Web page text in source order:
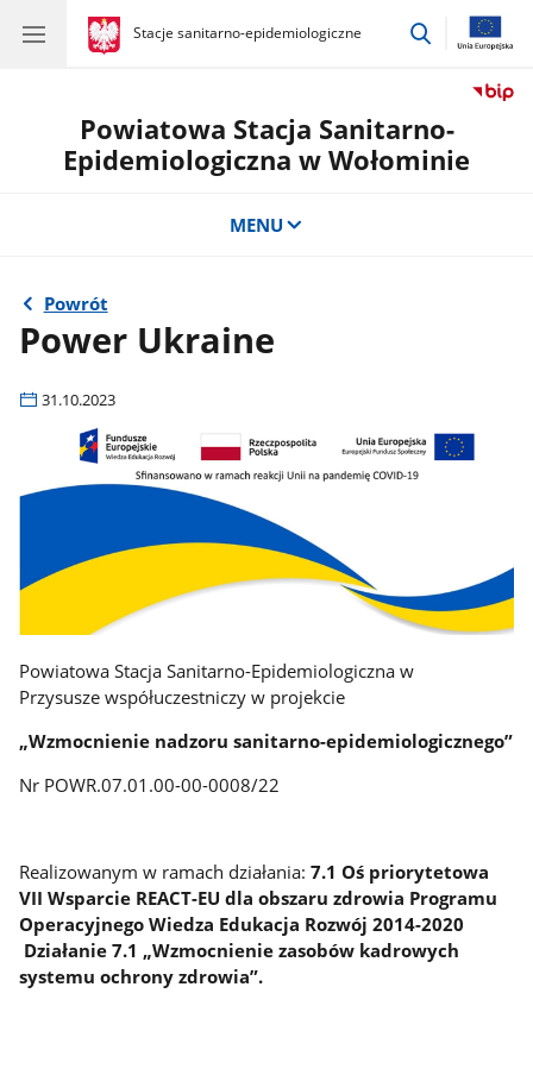
gov.pl
Stacje sanitarno-epidemiologiczne
gov.pl
Stacje
przejdź
Powiatowa Stacja Sanitarno-
Epidemiologiczna w Wołominie
MENU
Powrót
Power Ukraine
31.10.2023
Powiatowa Stacja Sanitarno-Epidemiologiczna w
Przysusze współuczestniczy w projekcie
„Wzmocnienie nadzoru sanitarno-epidemiologicznego”
Nr POWR.07.01.00-00-0008/22
Realizowanym w ramach działania: 7.1 Oś priorytetowa
VII Wsparcie REACT-EU dla obszaru zdrowia Programu
Operacyjnego Wiedza Edukacja Rozwój 2014-2020
Działanie 7.1 „Wzmocnienie zasobów kadrowych
systemu ochrony zdrowia”.